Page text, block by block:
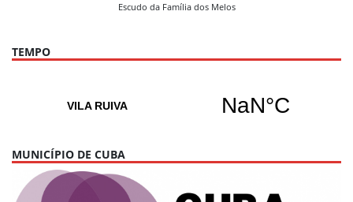
Escudo da Família dos Melos
TEMPO
MUNICÍPIO DE CUBA